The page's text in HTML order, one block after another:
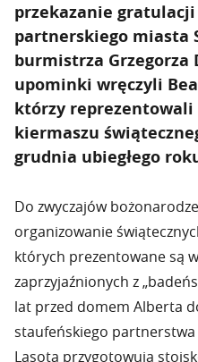
przekazanie gratulacji
partnerskiego miasta
burmistrza Grzegorza
upominki wręczyli
którzy reprezentowali
kiermaszu
grudnia ubiegłego
Do zwyczajów
organizowanie
których prezentowane są
zaprzyjaźnionych z
lat przed domem Alberta
staufeńskiego partnerstwa
Lasota przygotowują